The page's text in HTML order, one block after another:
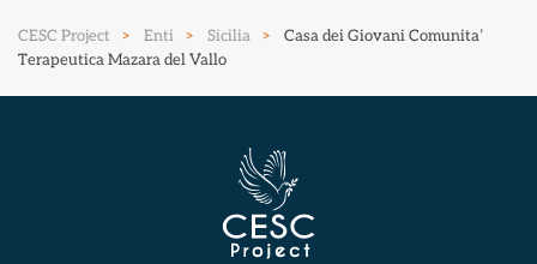
CESC Project Enti Sicilia
Casa dei Giovani Comunita’
Terapeutica Mazara del Vallo